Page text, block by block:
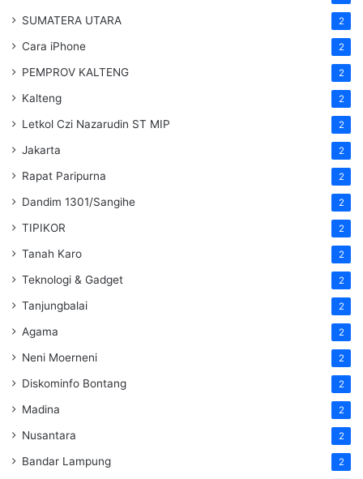
SUMATERA UTARA 2
Cara iPhone 2
PEMPROV KALTENG 2
Kalteng 2
Letkol Czi Nazarudin ST MIP 2
Jakarta 2
Rapat Paripurna 2
Dandim 1301/Sangihe 2
TIPIKOR 2
Tanah Karo 2
Teknologi & Gadget 2
Tanjungbalai 2
Agama 2
Neni Moerneni 2
Diskominfo Bontang 2
Madina 2
Nusantara 2
Bandar Lampung 2